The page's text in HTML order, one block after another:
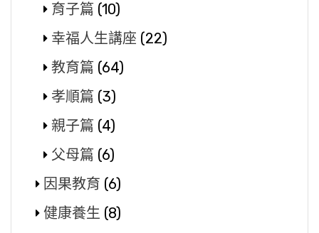
育子篇 (10)
幸福人生講座 (22)
教育篇 (64)
孝順篇 (3)
親子篇 (4)
父母篇 (6)
因果教育 (6)
健康養生 (8)